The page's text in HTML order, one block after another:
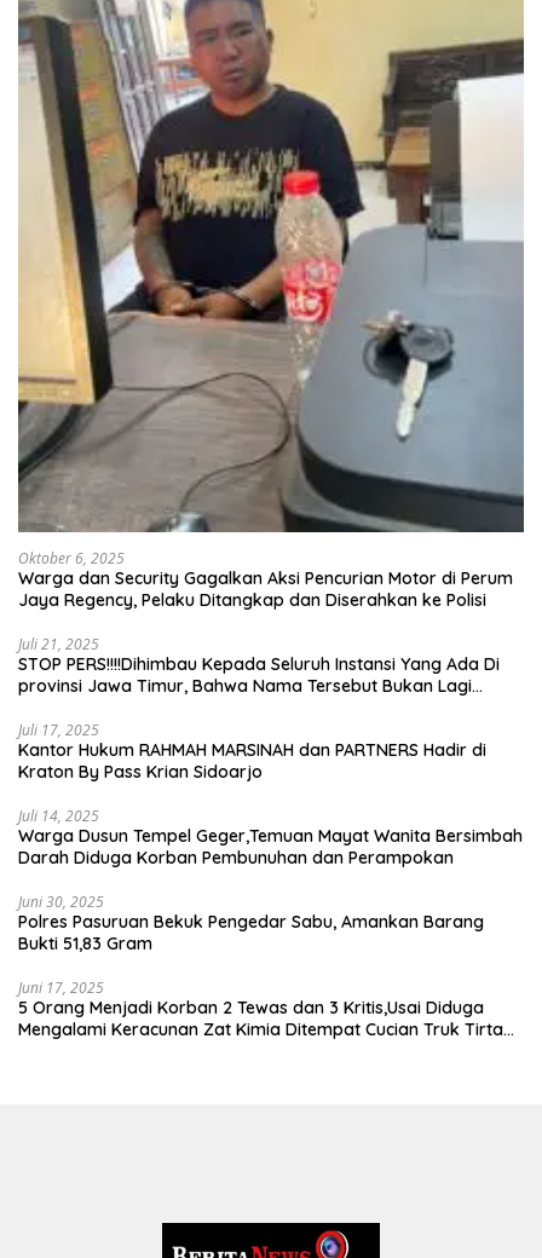
Oktober 6, 2025
Warga dan Security Gagalkan Aksi Pencurian Motor di Perum
Jaya Regency, Pelaku Ditangkap dan Diserahkan ke Polisi
Juli 21, 2025
STOP PERS!!!!Dihimbau Kepada Seluruh Instansi Yang Ada Di
provinsi Jawa Timur, Bahwa Nama Tersebut Bukan Lagi
Juli 17, 2025
Kantor Hukum RAHMAH MARSINAH dan PARTNERS Hadir di
Kraton By Pass Krian Sidoarjo
Juli 14, 2025
Warga Dusun Tempel Geger,Temuan Mayat Wanita Bersimbah
Darah Diduga Korban Pembunuhan dan Perampokan
Juni 30, 2025
Polres Pasuruan Bekuk Pengedar Sabu, Amankan Barang
Bukti 51,83 Gram
Juni 17, 2025
5 Orang Menjadi Korban 2 Tewas dan 3 Kritis,Usai Diduga
Mengalami Keracunan Zat Kimia Ditempat Cucian Truk Tirta